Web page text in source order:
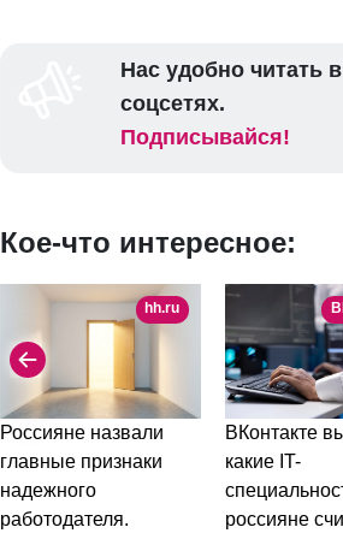
Нас удобно читать в
соцсетях.
Подписывайся!
Кое-что интересное:
hh.ru
Россияне назвали
главные признаки
надежного
работодателя.
ВКонтакте
какие IT-
россияне